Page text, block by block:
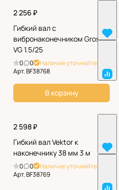
2 256 ₽
Гибкий вал с
вибронаконечником Grost
VG 1.5/25
0 0
Наличие уточняйте
Арт.BF38768
В корзину
2 598 ₽
Гибкий вал Vektor к
наконечнику 38 мм 3 м
0 0
Наличие уточняйте
Арт.BF38769